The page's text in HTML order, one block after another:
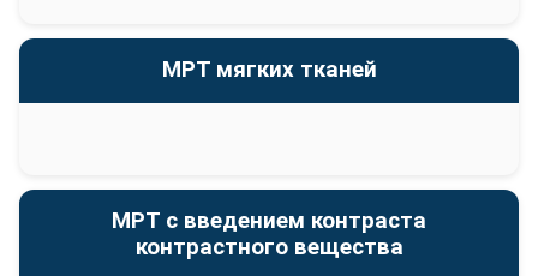
МРТ мягких тканей
МРТ с введением контраста
контрастного вещества